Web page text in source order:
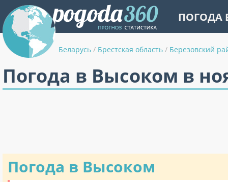
ПОГОДА
Беларусь / Брестская область / Березовский
Погода в Высоком в
Погода в Высоком